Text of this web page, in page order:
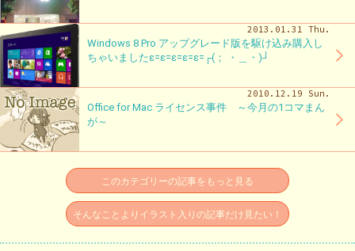
2013.01.31 Thu.
Windows 8 Pro アップグレード版を駆け込み購入し
ちゃいましたε=ε=ε=ε=ε=┌(； ・＿・)┘
2010.12.19 Sun.
Office for Mac ライセンス事件 ～今月の1コマまん
が～
このカテゴリーの記事をもっと見る
そんなことよりイラスト入りの記事だけ見たい！